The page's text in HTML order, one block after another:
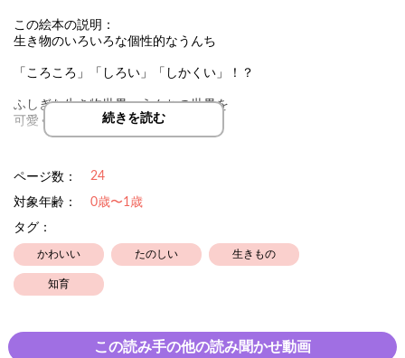
この絵本の説明：
生き物のいろいろな個性的なうんち
「ころころ」「しろい」「しかくい」！？
ふしぎな生き物世界・うんちの世界を
可愛く楽しむはじめの１冊
続きを読む
ページ数： 24
対象年齢：
0歳〜1歳
タグ：
かわいい たのしい 生きもの
知育
この読み手の他の読み聞かせ動画